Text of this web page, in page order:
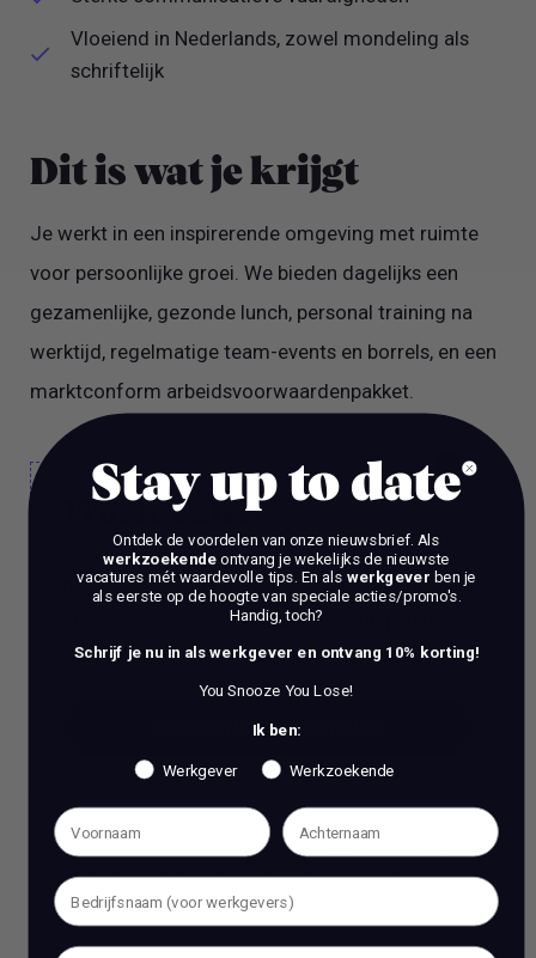
Vloeiend in Nederlands, zowel mondeling als
schriftelijk
Dit is wat je krijgt
Je werkt in een inspirerende omgeving met ruimte
voor persoonlijke groei. We bieden dagelijks een
gezamenlijke, gezonde lunch, personal training na
werktijd, regelmatige team-events en borrels, en een
marktconform arbeidsvoorwaardenpakket.
Work Talks
Wil je een stap vooruit zetten in je carrière?
Ben je op zoek naar meer dan alleen reguliere
coaching? Bij ons, Vacature Via, kun je dan in
gesprek met 1 van onze experts.
BOEK EEN 70 MIN CONSULT
BOEK EEN 70 MIN CONSULT
Het is verboden om zonder voorafgaande schriftelijke
toestemming content en informatie van deze website te kopiëren,
te reproduceren of te gebruiken voor commerciële doeleinden.
Stay up to date
Ontdek de voordelen van onze nieuwsbrief. Als
werkzoekendeontvang je wekelijks de nieuwste
vacatures mét waardevolle tips. En als werkgever ben je
als eerste op de hoogte van speciale acties/promo's.
Handig, toch?
Schrijf je nu in als werkgever en ontvang 10% korting!
You Snooze You Lose!
Ik ben:
Werkgever Werkzoekende